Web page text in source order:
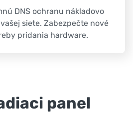
DNS ochranu nákladovo
siete. Zabezpečte nové
pridania hardware.
panel